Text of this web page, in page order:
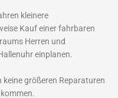
kleinere
Kauf einer fahrbaren
Herren und
einplanen.
größeren Reparaturen